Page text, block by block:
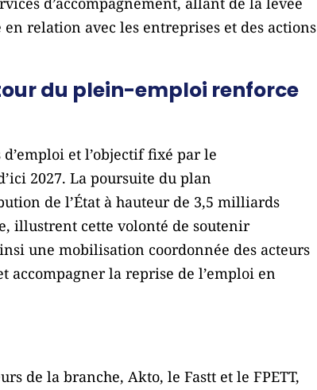
relation avec les entreprises et des actions
du plein-emploi renforce
et l’objectif fixé par le
2027. La poursuite du plan
de l’État à hauteur de 3,5 milliards
illustrent cette volonté de soutenir
une mobilisation coordonnée des acteurs
accompagner la reprise de l’emploi en
de la branche, Akto, le Fastt et le FPETT,